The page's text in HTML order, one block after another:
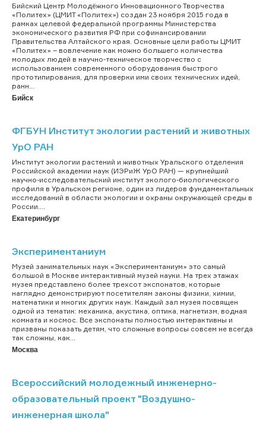
Бийский Центр Молодёжного Инновационного Творчества
«Политех» (ЦМИТ «Политех») создан 23 ноября 2015 года в
рамках целевой федеральной программы Министерства
экономического развития РФ при софинансировании
Правительства Алтайского края. Основные цели работы ЦМИТ
«Политех» – вовлечение как можно большего количества
молодых людей в научно-техническое творчество с
использованием современного оборудования быстрого
прототипирования, для проверки ими своих технических идей,
ранн...
Бийск
ФГБУН Институт экологии растений и животных
УрО РАН
Институт экологии растений и животных Уральского отделения
Российской академии наук (ИЭРиЖ УрО РАН) — крупнейший
научно-исследовательский институт эколого-биологического
профиля в Уральском регионе, один из лидеров фундаментальных
исследований в области экологии и охраны окружающей среды в
России....
Екатеринбург
Экспериментаниум
Музей занимательных наук «Экспериментаниум» это самый
большой в Москве интерактивный музей науки. На трех этажах
музея представлено более трехсот экспонатов, которые
наглядно демонстрируют посетителям законы физики, химии,
математики и многих других наук. Каждый зал музея посвящен
одной из тематик: механика, акустика, оптика, магнетизм, водная
комната и космос. Все экспонаты полностью интерактивны и
призваны показать детям, что сложные вопросы совсем не всегда
так сложны, как...
Москва
Всероссийский молодежный инженерно-
образовательный проект "Воздушно-
инженерная школа"